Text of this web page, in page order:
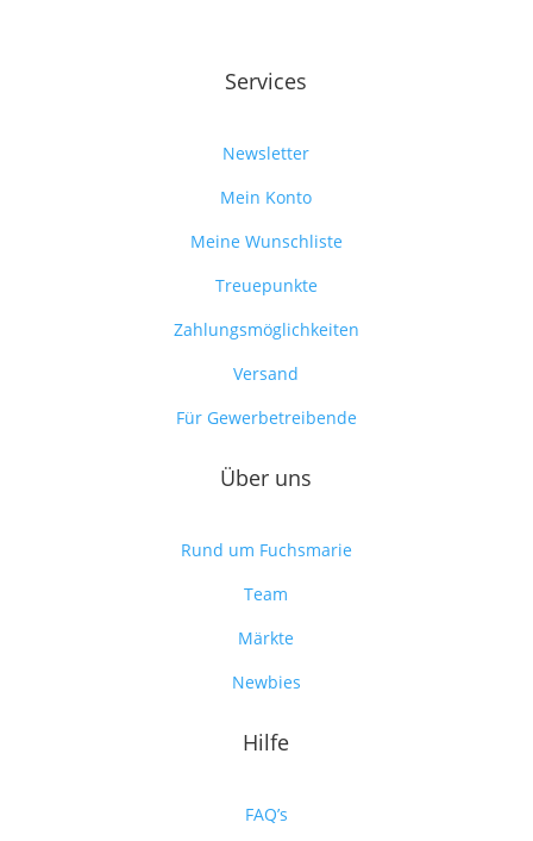
Services
Newsletter
Mein Konto
Meine Wunschliste
Treuepunkte
Zahlungsmöglichkeiten
Versand
Für Gewerbetreibende
Über uns
Rund um Fuchsmarie
Team
Märkte
Newbies
Hilfe
FAQ’s